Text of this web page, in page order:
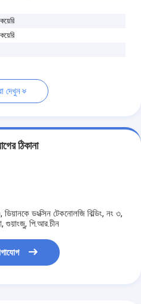
দেখুন
ঠিকানা
ডংক্সিন টেকনোলজি বিল্ডিং, নং ৩,
গুয়াংজু, পি.আর.চীন